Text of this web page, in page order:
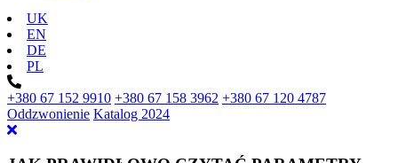
UK
EN
DE
PL
+380 67 152 9910 +380 67 158 3962 +380 67 120 4787
Oddzwonienie Katalog 2024